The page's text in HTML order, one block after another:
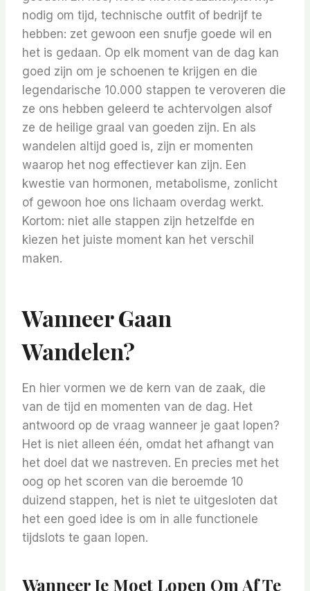
nodig om tijd, technische outfit of bedrijf te
hebben: zet gewoon een snufje goede wil en
het is gedaan. Op elk moment van de dag kan
goed zijn om je schoenen te krijgen en die
legendarische 10.000 stappen te veroveren die
ze ons hebben geleerd te achtervolgen alsof
ze de heilige graal van goeden zijn. En als
wandelen altijd goed is, zijn er momenten
waarop het nog effectiever kan zijn. Een
kwestie van hormonen, metabolisme, zonlicht
of gewoon hoe ons lichaam overdag werkt.
Kortom: niet alle stappen zijn hetzelfde en
kiezen het juiste moment kan het verschil
maken.
Wanneer Gaan
Wandelen?
En hier vormen we de kern van de zaak, die
van de tijd en momenten van de dag. Het
antwoord op de vraag wanneer je gaat lopen?
Het is niet alleen één, omdat het afhangt van
het doel dat we nastreven. En precies met het
oog op het scoren van die beroemde 10
duizend stappen, het is niet te uitgesloten dat
het een goed idee is om in alle functionele
tijdslots te gaan lopen.
Wanneer Je Moet Lopen Om Af Te